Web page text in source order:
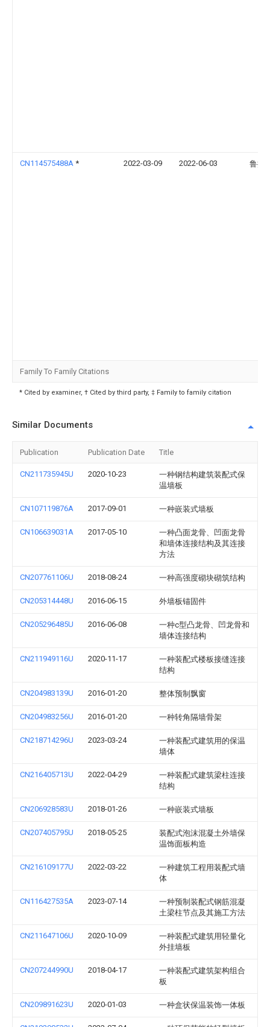
CN114575488A * 2022-03-09 2022-06-03 鲁振
Family To Family Citations
* Cited by examiner, † Cited by third party, ‡ Family to family citation
Similar Documents
Publication Publication Date Title
CN211735945U 2020-10-23
一种钢结构建筑装配式保
温墙板
CN107119876A 2017-09-01 一种嵌装式墙板
CN106639031A 2017-05-10
一种凸面龙骨、凹面龙骨
和墙体连接结构及其连接
方法
CN207761106U 2018-08-24 一种高强度砌块砌筑结构
CN205314448U 2016-06-15 外墙板锚固件
CN205296485U 2016-06-08
一种c型凸龙骨、凹龙骨和
墙体连接结构
CN211949116U 2020-11-17
一种装配式楼板接缝连接
结构
CN204983139U 2016-01-20 整体预制飘窗
CN204983256U 2016-01-20 一种转角隔墙骨架
CN218714296U 2023-03-24
一种装配式建筑用的保温
墙体
CN216405713U 2022-04-29
一种装配式建筑梁柱连接
结构
CN206928583U 2018-01-26 一种嵌装式墙板
CN207405795U 2018-05-25
装配式泡沫混凝土外墙保
温饰面板构造
CN216109177U 2022-03-22
一种建筑工程用装配式墙
体
CN116427535A 2023-07-14
一种预制装配式钢筋混凝
土梁柱节点及其施工方法
CN211647106U 2020-10-09
一种装配式建筑用轻量化
外挂墙板
CN207244990U 2018-04-17
一种装配式建筑架构组合
板
CN209891623U 2020-01-03 一种盒状保温装饰一体板